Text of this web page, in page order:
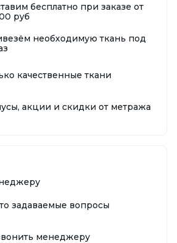
бесплатно при заказе от
руб
необходимую ткань под
качественные ткани
акции и скидки от метража
задаваемые вопросы
менеджеру